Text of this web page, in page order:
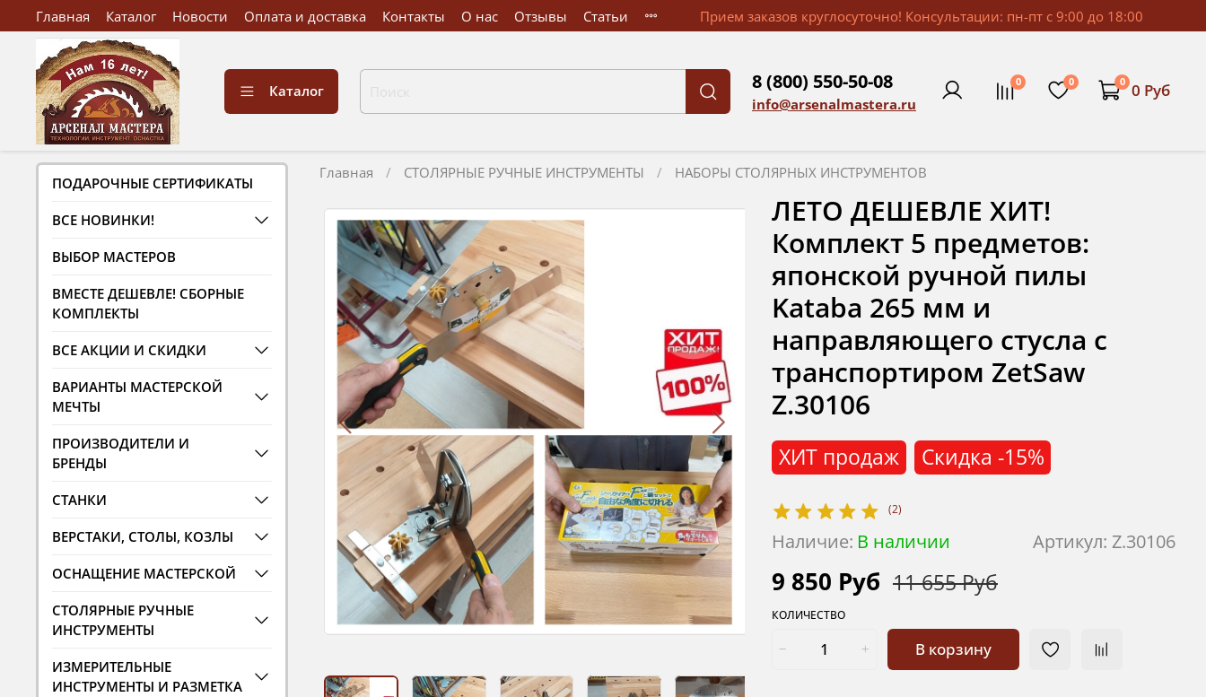
Главная Каталог Новости Оплата и доставка Контакты О нас Отзывы Статьи Прием заказов круглосуточно! Консультации: пн-пт с 9:00 до 18:00
Каталог 8 (800) 550-50-08
info@arsenalmastera.ru
0 0 0 0 Руб
Главная СТОЛЯРНЫЕ РУЧНЫЕ ИНСТРУМЕНТЫ НАБОРЫ СТОЛЯРНЫХ ИНСТРУМЕНТОВ
(2)
Артикул: Z.30106
Наличие: В наличии
ХИТ продаж Скидка -15%
ЛЕТО ДЕШЕВЛЕ ХИТ!
Комплект 5 предметов:
японской ручной пилы
Kataba 265 мм и
направляющего стусла с
транспортиром ZetSaw
Z.30106
9 850 Руб 11 655 Руб
КОЛИЧЕСТВО
В корзину
ПОДАРОЧНЫЕ СЕРТИФИКАТЫ
ВСЕ НОВИНКИ!
ВЫБОР МАСТЕРОВ
ВМЕСТЕ ДЕШЕВЛЕ! СБОРНЫЕ
КОМПЛЕКТЫ
ВСЕ АКЦИИ И СКИДКИ
ВАРИАНТЫ МАСТЕРСКОЙ
МЕЧТЫ
ПРОИЗВОДИТЕЛИ И
БРЕНДЫ
СТАНКИ
ВЕРСТАКИ, СТОЛЫ, КОЗЛЫ
ОСНАЩЕНИЕ МАСТЕРСКОЙ
СТОЛЯРНЫЕ РУЧНЫЕ
ИНСТРУМЕНТЫ
ИЗМЕРИТЕЛЬНЫЕ
ИНСТРУМЕНТЫ И РАЗМЕТКА